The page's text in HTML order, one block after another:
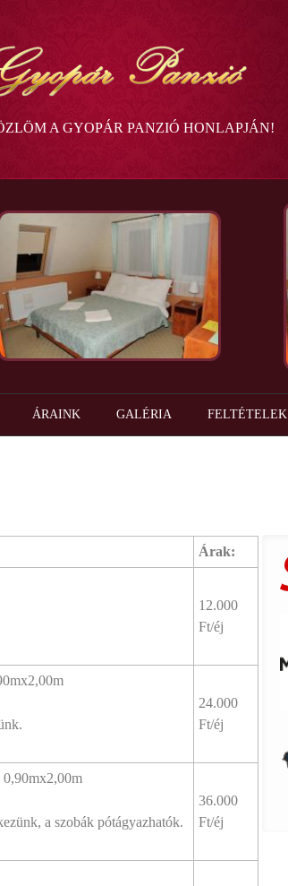
A GYOPÁR PANZIÓ HONLAPJÁN!
ÁRAINK GALÉRIA FELTÉTELEK
Árak:
12.000
Ft/éj
24.000
Ft/éj
0,90mx2,00m
a szobák pótágyazhatók.
36.000
Ft/éj